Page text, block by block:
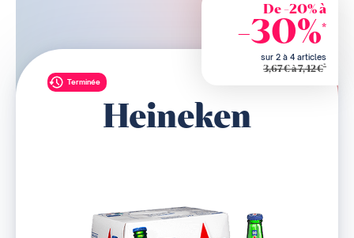
Terminée
Heineken
De -20% à
-30%*
sur 2 à 4 articles
3,67€ à 7,42€*